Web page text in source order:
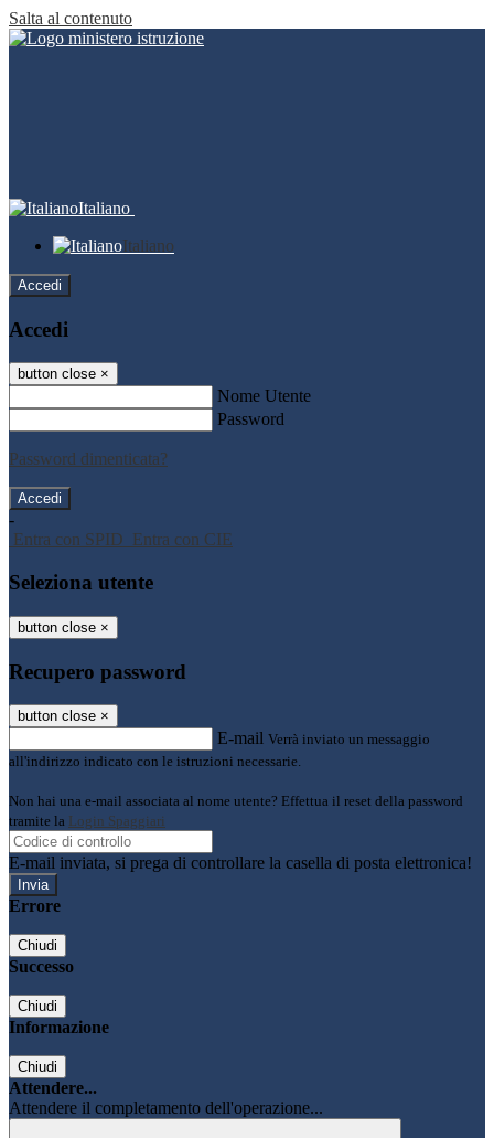
Salta al contenuto
Italiano
Italiano
Accedi
Accedi
button close ×
Nome Utente
Password
Password dimenticata?
-
Entra con SPID Entra con CIE
Seleziona utente
button close ×
Recupero password
button close ×
E-mail Verrà inviato un messaggio
all'indirizzo indicato con le istruzioni necessarie.
Non hai una e-mail associata al nome utente? Effettua il reset della password
tramite la Login Spaggiari
E-mail inviata, si prega di controllare la casella di posta elettronica!
Errore
Chiudi
Successo
Chiudi
Informazione
Chiudi
Attendere...
Attendere il completamento dell'operazione...